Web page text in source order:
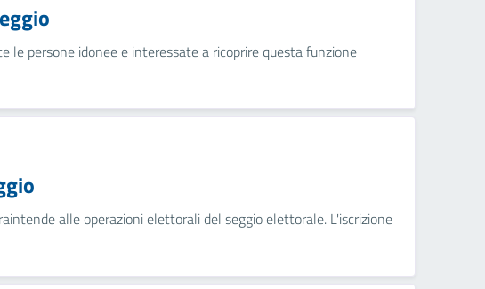
le persone idonee e interessate a ricoprire questa funzione
alle operazioni elettorali del seggio elettorale. L'iscrizione